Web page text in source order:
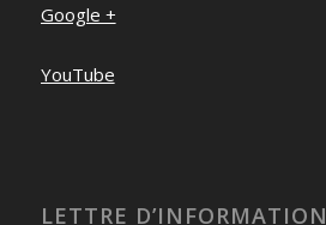
Google +
YouTube
LETTRE D’INFORMATION